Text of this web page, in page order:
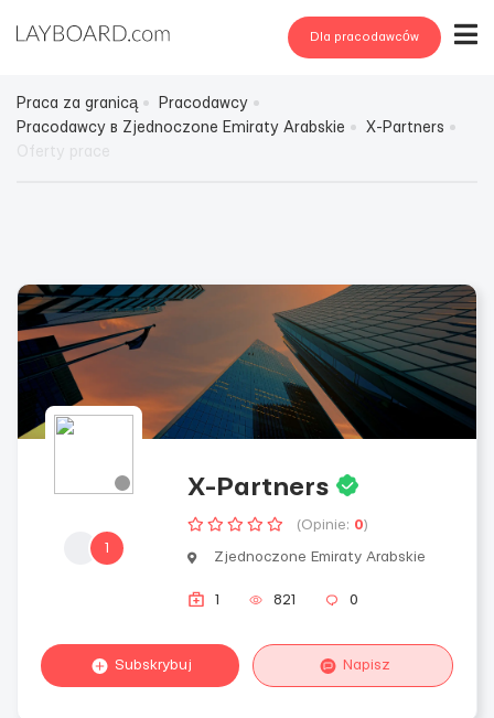
Dla pracodawców
Praca za granicą
Pracodawcy
Pracodawcy в Zjednoczone Emiraty Arabskie
X-Partners
1
X-Partners
(Opinie: 0)
Zjednoczone Emiraty Arabskie
1 821 0
Subskrybuj Napisz